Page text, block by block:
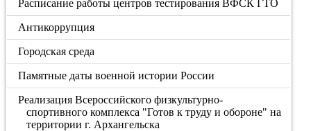
Расписание работы центров тестирования ВФСК ГТО
Антикоррупция
Городская среда
Памятные даты военной истории России
Реализация Всероссийского физкультурно-
спортивного комплекса "Готов к труду и обороне" на
территории г. Архангельска